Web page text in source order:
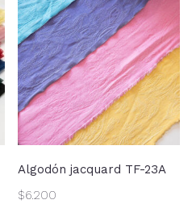
Algodón jacquard TF-23A
$6.200